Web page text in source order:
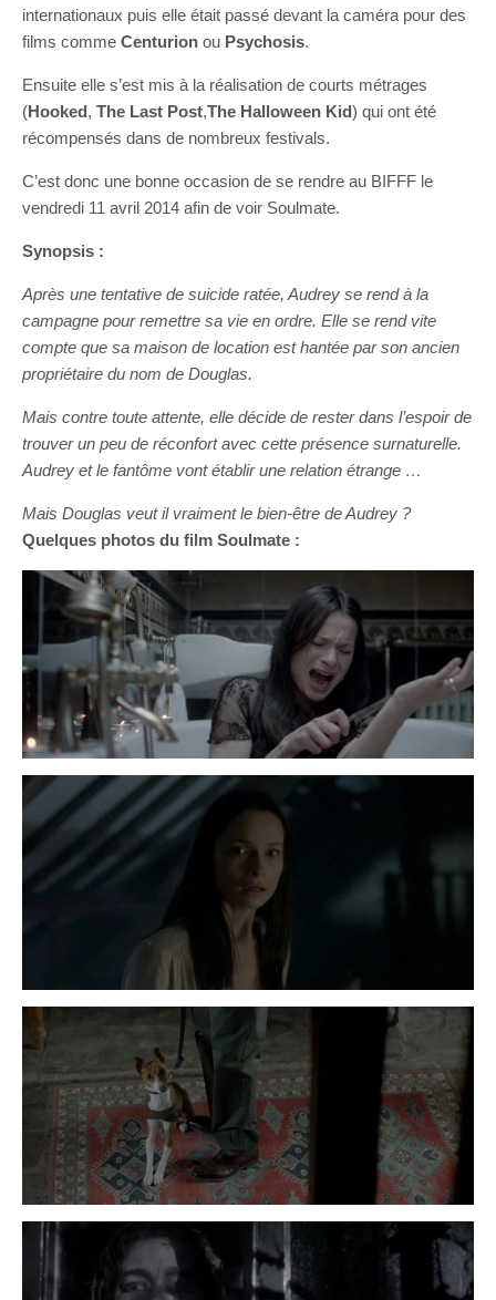
internationaux puis elle était passé devant la caméra pour des
films comme Centurion ou Psychosis.
Ensuite elle s’est mis à la réalisation de courts métrages
(Hooked, The Last Post,The Halloween Kid) qui ont été
récompensés dans de nombreux festivals.
C’est donc une bonne occasion de se rendre au BIFFF le
vendredi 11 avril 2014 afin de voir Soulmate.
Synopsis :
Après une tentative de suicide ratée, Audrey se rend à la
campagne pour remettre sa vie en ordre. Elle se rend vite
compte que sa maison de location est hantée par son ancien
propriétaire du nom de Douglas.
Mais contre toute attente, elle décide de rester dans l’espoir de
trouver un peu de réconfort avec cette présence surnaturelle.
Audrey et le fantôme vont établir une relation étrange …
Mais Douglas veut il vraiment le bien-être de Audrey ?
Quelques photos du film Soulmate :